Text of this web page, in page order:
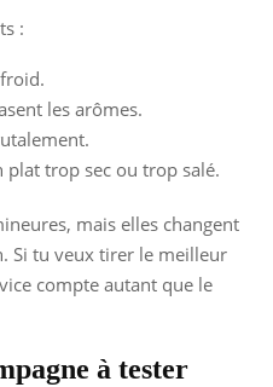
:
les arômes.
plat trop sec ou trop salé.
mais elles changent
Si tu veux tirer le meilleur
compte autant que le
à tester